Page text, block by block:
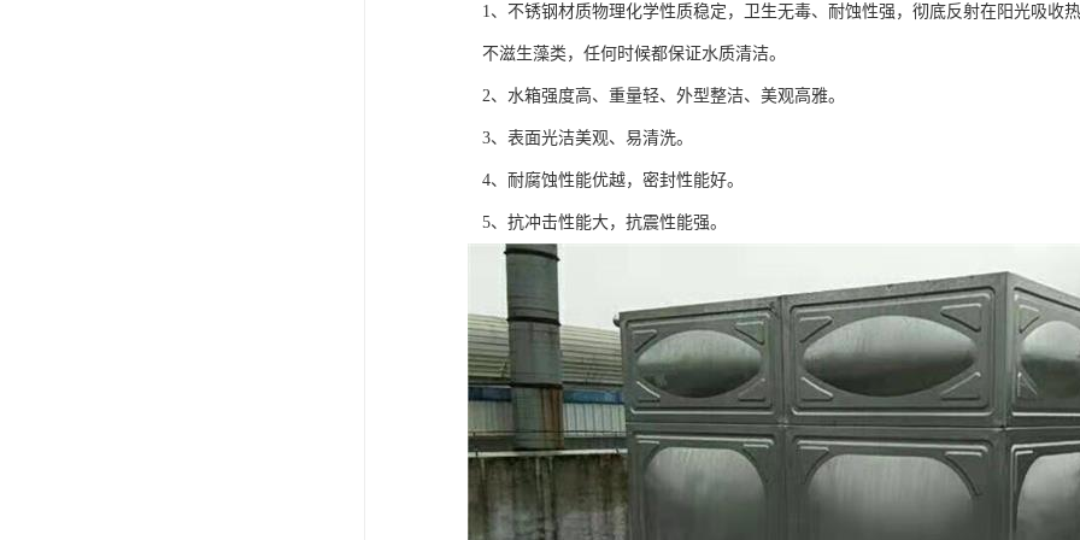
1、不锈钢材质物理化学性质稳定，卫生无毒、耐蚀性强，彻底反射在阳光吸收
不滋生藻类，任何时候都保证水质清洁。
2、水箱强度高、重量轻、外型整洁、美观高雅。
3、表面光洁美观、易清洗。
4、耐腐蚀性能优越，密封性能好。
5、抗冲击性能大，抗震性能强。